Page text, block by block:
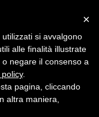
×
si avvalgono
alle finalità illustrate
negare il consenso a
.
pagina, cliccando
altra maniera,